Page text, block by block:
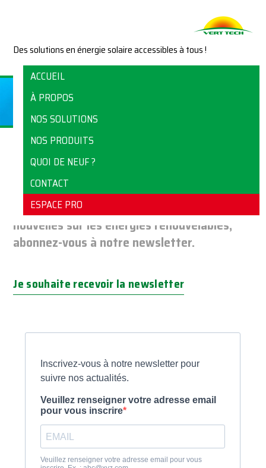
Des solutions en énergie solaire accessibles à tous !
ACCUEIL
À PROPOS
NOS SOLUTIONS
NOS PRODUITS
QUOI DE NEUF ?
CONTACT
ESPACE PRO
NEWSLETTER
Pour être tenu au courant des dernières
nouvelles sur les énergies renouvelables,
abonnez-vous à notre newsletter.
Je souhaite recevoir la newsletter